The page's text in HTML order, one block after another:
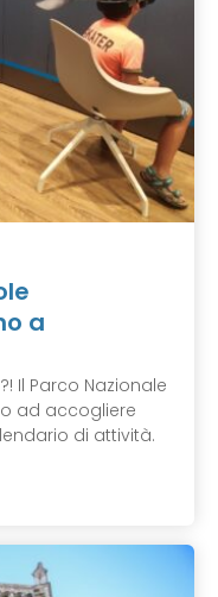
a
Il Parco Nazionale
ad accogliere
di attività.